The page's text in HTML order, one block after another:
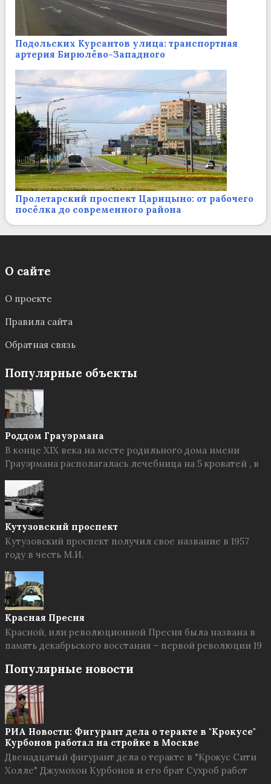
Подольских Курсантов улица: транспортная
артерия Бирюлёво-Западного
Пролетарский проспект Царицыно: от рабочего
посёлка до современного района
О сайте
О проекте
Правила сайта
Обратная связь
Популярные объекты
Роддом Грауэрмана
В конце XIX века на месте родильного дома имени
Грауэрмана располагалась лечебница на 5 кроватей , в
Кутузовский проспект
Кутузовский проспект получил свое название в 1957
году в честь М.И.
Красная Пресня
Красной, или революционной Пресня была названа в
память декабрьского восстания – первой революции 19
Популярные новости
РИА Новости: Фигурант дела о теракте в "Крокусе"
Курбонов работал на стройке в Москве
Двенадцатый фигурант дела о теракте в "Крокус Сити
Холле" Джумохон Курбонов и его брат Сухроб работ